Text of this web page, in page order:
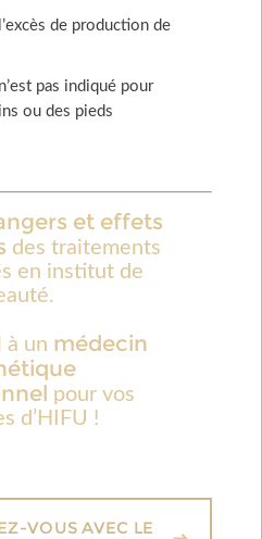
de production de
pas indiqué pour
ou des pieds
et effets
des traitements
en institut de
à un médecin
pour vos
d’HIFU !
VOUS AVEC LE